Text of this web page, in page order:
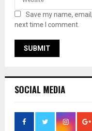
Save my name,
next time I comment.
SOCIAL MEDIA